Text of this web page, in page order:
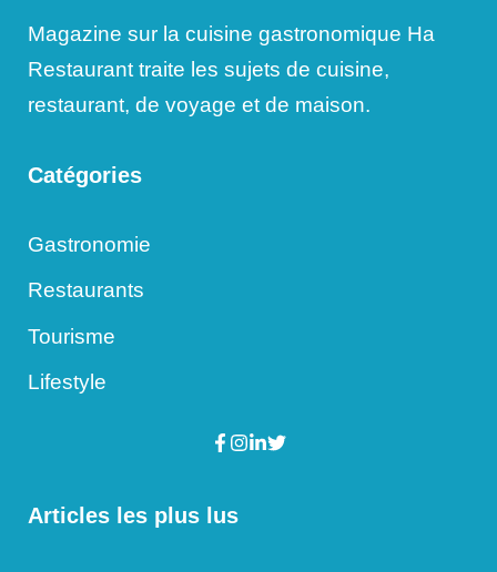
Magazine sur la cuisine gastronomique Ha
Restaurant traite les sujets de cuisine,
restaurant, de voyage et de maison.
Catégories
Gastronomie
Restaurants
Tourisme
Lifestyle
Articles les plus lus